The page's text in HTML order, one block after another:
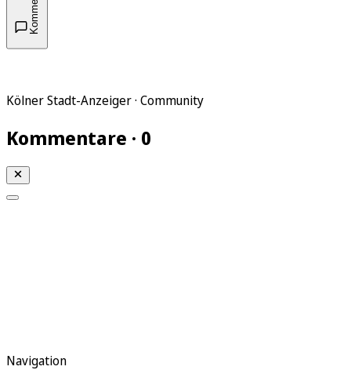
Kölner Stadt-Anzeiger · Community
Kommentare · 0
Navigation